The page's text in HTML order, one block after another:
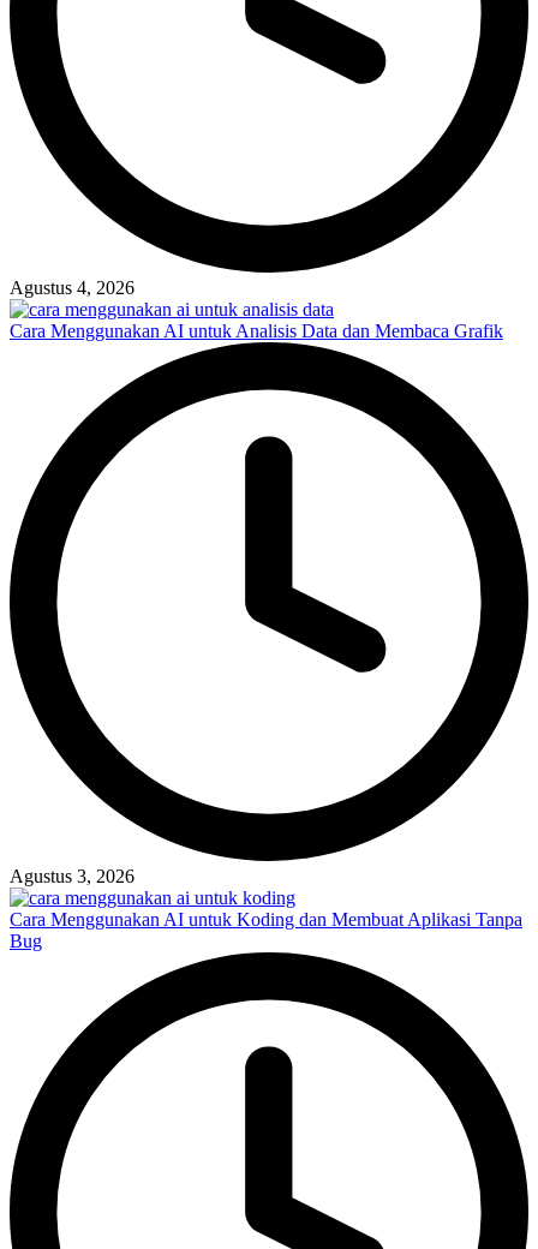
Agustus 4, 2026
Cara Menggunakan AI untuk Analisis Data dan Membaca Grafik
Agustus 3, 2026
Cara Menggunakan AI untuk Koding dan Membuat Aplikasi Tanpa
Bug